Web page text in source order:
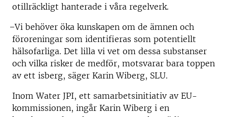
otillräckligt hanterade i våra regelverk.
̶ Vi behöver öka kunskapen om de ämnen och
föroreningar som identifieras som potentiellt
hälsofarliga. Det lilla vi vet om dessa substanser
och vilka risker de medför, motsvarar bara toppen
av ett isberg, säger Karin Wiberg, SLU.
Inom Water JPI, ett samarbetsinitiativ av EU-
kommissionen, ingår Karin Wiberg i en